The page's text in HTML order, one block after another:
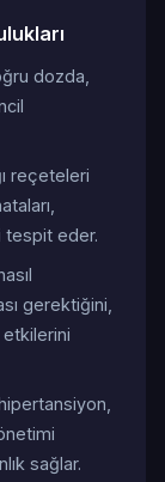
dozda,
reçeteleri
tespit eder.
gerektiğini,
sağlar.